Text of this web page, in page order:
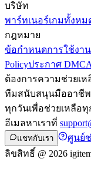
บริษัท
พาร์ทเนอร์เกมทั้งหม
กฎหมาย
ข้อกำหนดการใช้งาน
Policyประกาศ DMCA
ต้องการความช่วยเห
ทีมสนับสนุนมืออาชีพ
ทุกวันเพื่อช่วยเหลือ
อีเมลหาเราที่
แชทกับเรา ศูนย์
ลิขสิทธิ์ @ 2026